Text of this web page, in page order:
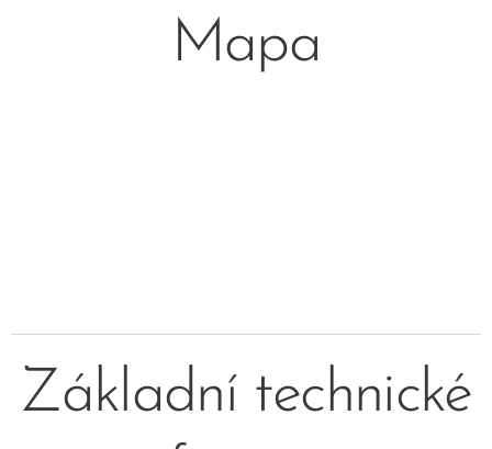
Mapa
Základní technické